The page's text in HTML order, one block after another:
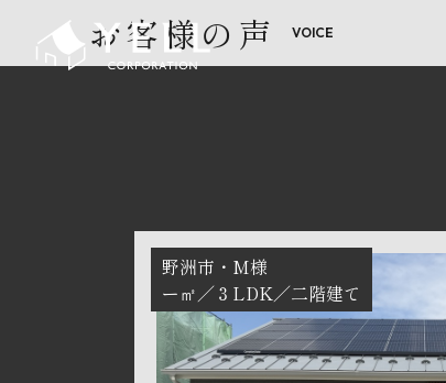
お客様の声
野洲市
M様
ー㎡
３LDK 二階建て